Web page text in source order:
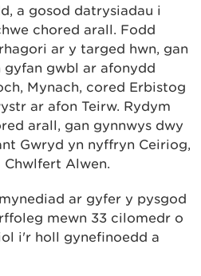
a gosod datrysiadau i
chored arall. Fodd
ar y targed hwn, gan
gyfan gwbl ar afonydd
Mynach, cored Erbistog
ar afon Teirw. Rydym
arall, gan gynnwys dwy
Gwryd yn nyffryn Ceiriog,
Chwlfert Alwen.
ar gyfer y pysgod
mewn 33 cilomedr o
i'r holl gynefinoedd a